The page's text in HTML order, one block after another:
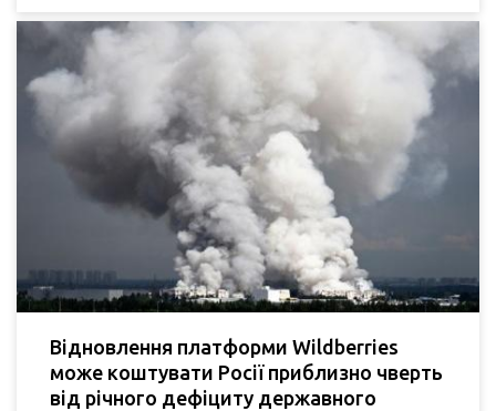
Відновлення платформи Wildberries
може коштувати Росії приблизно чверть
від річного дефіциту державного